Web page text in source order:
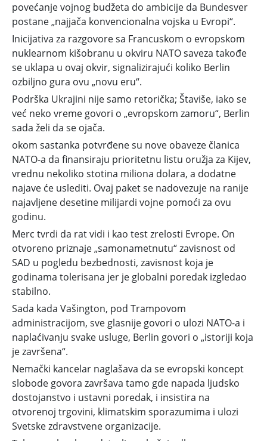
povećanje vojnog budžeta do ambicije da Bundesver
postane „najjača konvencionalna vojska u Evropi“.
Inicijativa za razgovore sa Francuskom o evropskom
nuklearnom kišobranu u okviru NATO saveza takođe
se uklapa u ovaj okvir, signalizirajući koliko Berlin
ozbiljno gura ovu „novu eru“.
Podrška Ukrajini nije samo retorička; Štaviše, iako se
već neko vreme govori o „evropskom zamoru“, Berlin
sada želi da se ojača.
okom sastanka potvrđene su nove obaveze članica
NATO-a da finansiraju prioritetnu listu oružja za Kijev,
vrednu nekoliko stotina miliona dolara, a dodatne
najave će uslediti. Ovaj paket se nadovezuje na ranije
najavljene desetine milijardi vojne pomoći za ovu
godinu.
Merc tvrdi da rat vidi i kao test zrelosti Evrope. On
otvoreno priznaje „samonametnutu“ zavisnost od
SAD u pogledu bezbednosti, zavisnost koja je
godinama tolerisana jer je globalni poredak izgledao
stabilno.
Sada kada Vašington, pod Trampovom
administracijom, sve glasnije govori o ulozi NATO-a i
naplaćivanju svake usluge, Berlin govori o „istoriji koja
je završena“.
Nemački kancelar naglašava da se evropski koncept
slobode govora završava tamo gde napada ljudsko
dostojanstvo i ustavni poredak, i insistira na
otvorenoj trgovini, klimatskim sporazumima i ulozi
Svetske zdravstvene organizacije.